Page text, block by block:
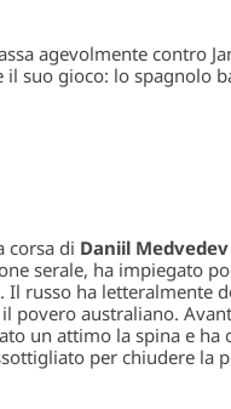
agevolmente contro
suo gioco: lo spagnolo
corsa di Daniil Medvedev
serale, ha impiegato
Il russo ha letteralmente
povero australiano.
un attimo la spina e
per chiudere la